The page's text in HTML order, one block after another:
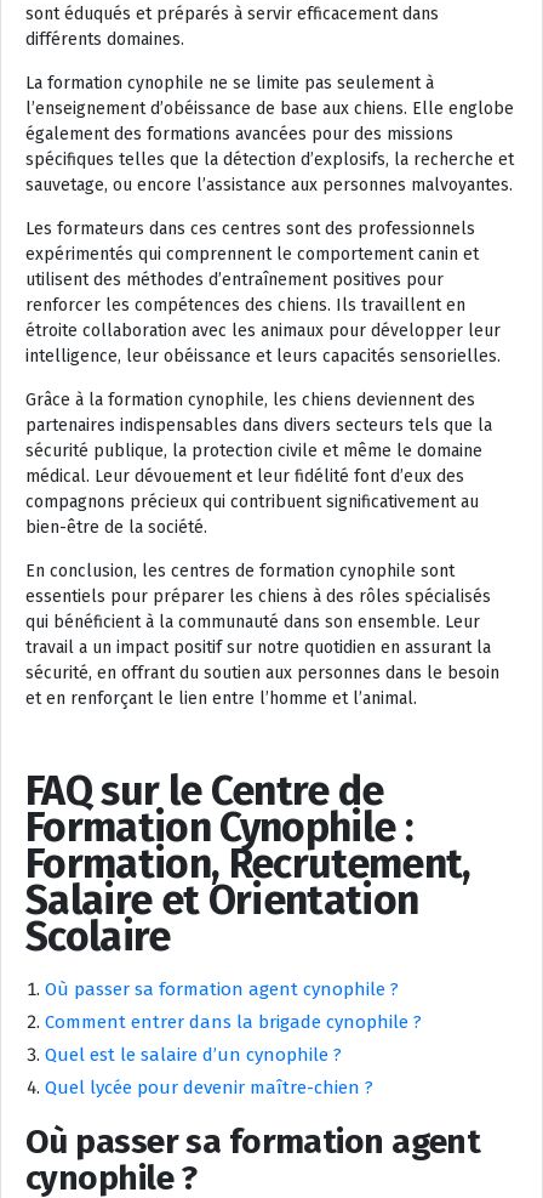
sont éduqués et préparés à servir efficacement dans
différents domaines.
La formation cynophile ne se limite pas seulement à
l’enseignement d’obéissance de base aux chiens. Elle englobe
également des formations avancées pour des missions
spécifiques telles que la détection d’explosifs, la recherche et
sauvetage, ou encore l’assistance aux personnes malvoyantes.
Les formateurs dans ces centres sont des professionnels
expérimentés qui comprennent le comportement canin et
utilisent des méthodes d’entraînement positives pour
renforcer les compétences des chiens. Ils travaillent en
étroite collaboration avec les animaux pour développer leur
intelligence, leur obéissance et leurs capacités sensorielles.
Grâce à la formation cynophile, les chiens deviennent des
partenaires indispensables dans divers secteurs tels que la
sécurité publique, la protection civile et même le domaine
médical. Leur dévouement et leur fidélité font d’eux des
compagnons précieux qui contribuent significativement au
bien-être de la société.
En conclusion, les centres de formation cynophile sont
essentiels pour préparer les chiens à des rôles spécialisés
qui bénéficient à la communauté dans son ensemble. Leur
travail a un impact positif sur notre quotidien en assurant la
sécurité, en offrant du soutien aux personnes dans le besoin
et en renforçant le lien entre l’homme et l’animal.
FAQ sur le Centre de
Formation Cynophile :
Formation, Recrutement,
Salaire et Orientation
Scolaire
Où passer sa formation agent cynophile ?
Comment entrer dans la brigade cynophile ?
Quel est le salaire d’un cynophile ?
Quel lycée pour devenir maître-chien ?
Où passer sa formation agent
cynophile ?